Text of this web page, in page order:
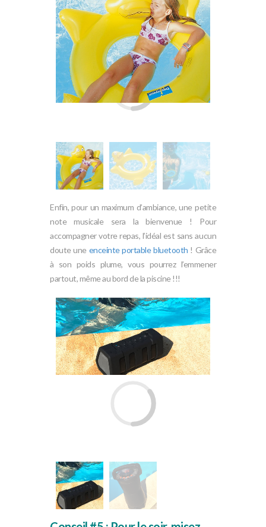
Enfin, pour un maximum d’ambiance, une petite
note musicale sera la bienvenue ! Pour
accompagner votre repas, l’idéal est sans aucun
doute une enceinte portable bluetooth ! Grâce
à son poids plume, vous pourrez l’emmener
partout, même au bord de la piscine !!!